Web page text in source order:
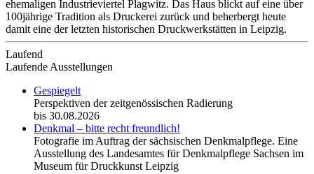
ehemaligen Industrieviertel Plagwitz. Das Haus blickt auf eine über
100jährige Tradition als Druckerei zurück und beherbergt heute
damit eine der letzten historischen Druckwerkstätten in Leipzig.
Laufend
Laufende Ausstellungen
Gespiegelt
Perspektiven der zeitgenössischen Radierung
bis 30.08.2026
Denkmal – bitte recht freundlich!
Fotografie im Auftrag der sächsischen Denkmalpflege. Eine
Ausstellung des Landesamtes für Denkmalpflege Sachsen im
Museum für Druckkunst Leipzig